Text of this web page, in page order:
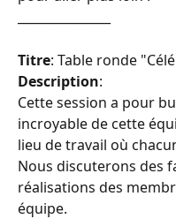
Titre: Table ronde
Description:
Cette session a pour
incroyable de cette
lieu de travail où
Nous discuterons des
réalisations des
équipe.